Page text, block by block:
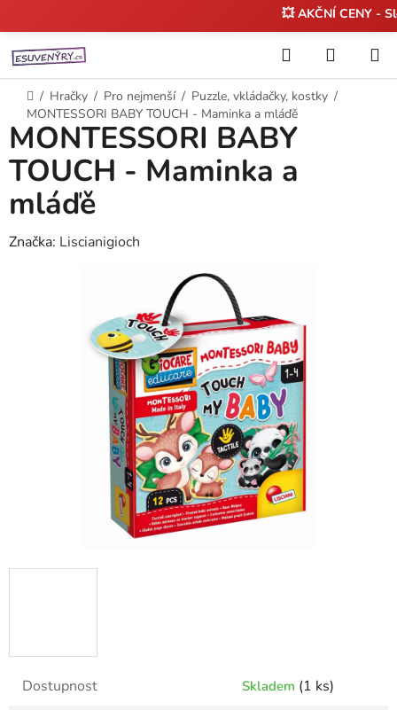
na
obsah
💥 AKČNÍ CENY -
Hledat
KOŠÍK
Domů
/ Hračky / Pro nejmenší / Puzzle, vkládačky, kostky /
MONTESSORI BABY TOUCH - Maminka a mláďě
Dostupnost Skladem (1 ks)
MONTESSORI BABY
TOUCH - Maminka a
mláďě
Značka: Liscianigioch